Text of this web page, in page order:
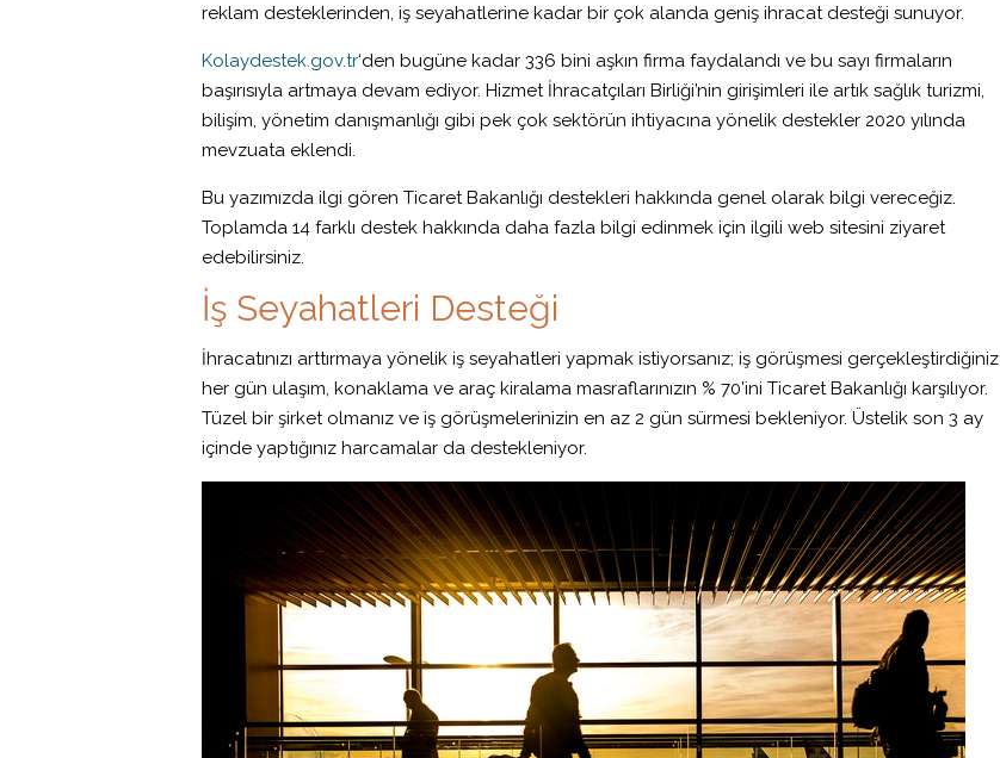
reklam desteklerinden, iş seyahatlerine kadar bir çok alanda geniş ihracat desteği sunuyor.
Kolaydestek.gov.tr‘den bugüne kadar 336 bini aşkın firma faydalandı ve bu sayı firmaların
başırısıyla artmaya devam ediyor. Hizmet İhracatçıları Birliği’nin girişimleri ile artık sağlık turizmi,
bilişim, yönetim danışmanlığı gibi pek çok sektörün ihtiyacına yönelik destekler 2020 yılında
mevzuata eklendi.
Bu yazımızda ilgi gören Ticaret Bakanlığı destekleri hakkında genel olarak bilgi vereceğiz.
Toplamda 14 farklı destek hakkında daha fazla bilgi edinmek için ilgili web sitesini ziyaret
edebilirsiniz.
İş Seyahatleri Desteği
İhracatınızı arttırmaya yönelik iş seyahatleri yapmak istiyorsanız; iş görüşmesi gerçekleştirdiğiniz
her gün ulaşım, konaklama ve araç kiralama masraflarınızın % 70’ini Ticaret Bakanlığı karşılıyor.
Tüzel bir şirket olmanız ve iş görüşmelerinizin en az 2 gün sürmesi bekleniyor. Üstelik son 3 ay
içinde yaptığınız harcamalar da destekleniyor.